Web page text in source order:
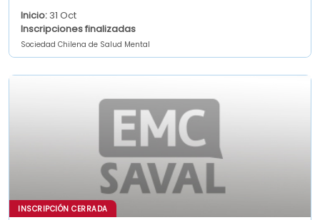
Inicio: 31 Oct
Inscripciones finalizadas
Sociedad Chilena de Salud Mental
INSCRIPCIÓN CERRADA